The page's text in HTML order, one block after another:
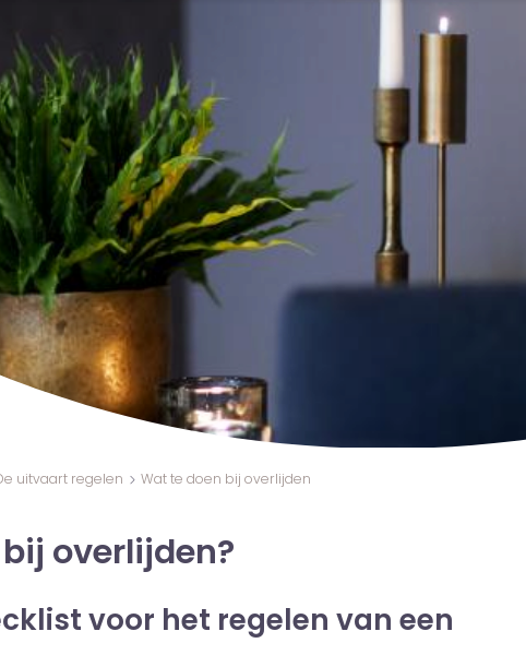
uitvaart regelen Wat te doen bij overlijden
overlijden?
voor het regelen van een